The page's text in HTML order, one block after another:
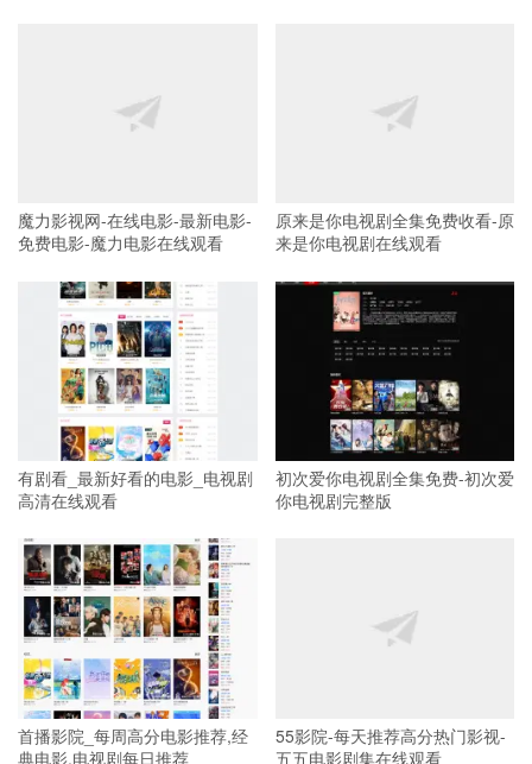
魔力影视网-在线电影-最新电影-
免费电影-魔力电影在线观看
原来是你电视剧全集免费收看-原
来是你电视剧在线观看
有剧看_最新好看的电影_电视剧
高清在线观看
初次爱你电视剧全集免费-初次爱
你电视剧完整版
首播影院_每周高分电影推荐,经
典电影,电视剧每日推荐
55影院-每天推荐高分热门影视-
五五电影剧集在线观看